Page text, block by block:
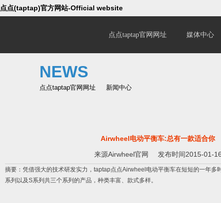
点点(taptap)官方网站-Official website
点点taptap官网网址 媒体中心
NEWS
点点taptap官网网址 新闻中心
Airwheel电动平衡车:总有一款适合你
来源Airwheel官网 发布时间2015-01-
摘要：凭借强大的技术研发实力，taptap点点Airwheel电动平衡车在短短的一年多
系列以及S系列共三个系列的产品，种类丰富、款式多样。